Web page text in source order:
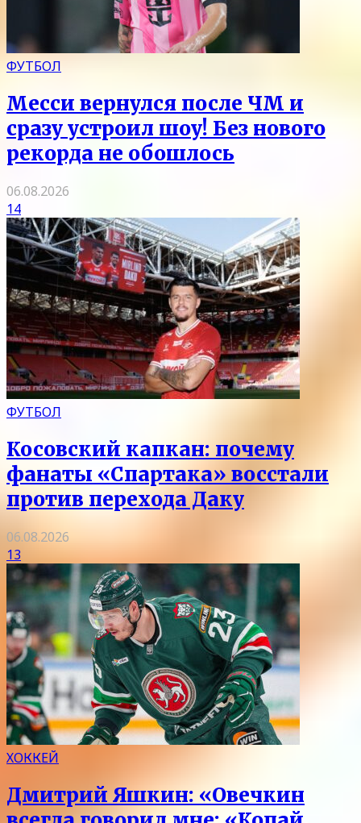
ФУТБОЛ
Месси вернулся после ЧМ и
сразу устроил шоу! Без нового
рекорда не обошлось
06.08.2026
14
ФУТБОЛ
Косовский капкан: почему
фанаты «Спартака» восстали
против перехода Даку
06.08.2026
13
ХОККЕЙ
Дмитрий Яшкин: «Овечкин